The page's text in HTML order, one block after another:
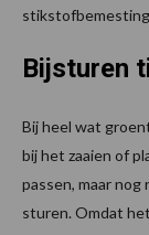
stikstofbemesting
Bijsturen
Bij heel wat
bij het zaaien of
passen, maar
sturen. Omdat